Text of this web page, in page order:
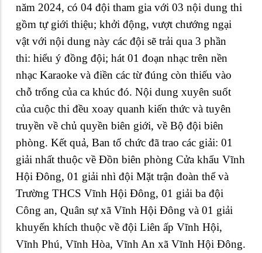
năm 2024, có 04 đội tham gia với 03 nội dung thi
gồm tự giới thiệu; khởi động, vượt chướng ngại
vật với nội dung này các đội sẽ trải qua 3 phần
thi: hiểu ý đồng đội; hát 01 đoạn nhạc trên nền
nhạc Karaoke và điền các từ đúng còn thiếu vào
chỗ trống của ca khúc đó. Nội dung xuyên suốt
của cuộc thi đều xoay quanh kiến thức và tuyên
truyền về chủ quyền biên giới, về Bộ đội biên
phòng. Kết quả, Ban tổ chức đã trao các giải: 01
giải nhất thuộc về Đồn biên phòng Cửa khẩu Vĩnh
Hội Đông, 01 giải nhì đội Mặt trận đoàn thể và
Trường THCS Vĩnh Hội Đông, 01 giải ba đội
Công an, Quân sự xã Vĩnh Hội Đông và 01 giải
khuyến khích thuộc về đội Liên ấp Vĩnh Hội,
Vĩnh Phú, Vĩnh Hòa, Vĩnh An xã Vĩnh Hội Đông.